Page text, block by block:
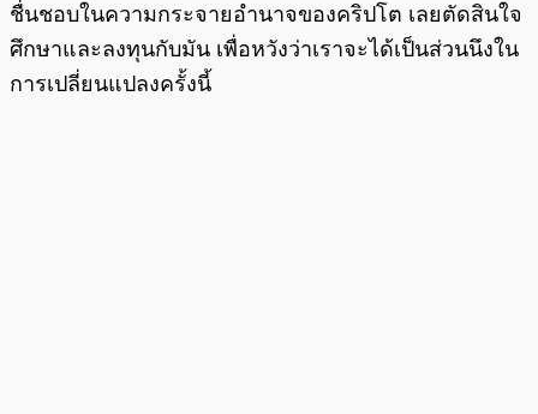
ชื่นชอบในความกระจายอำนาจของคริปโต เลยตัดสินใจ
ศึกษาและลงทุนกับมัน เพื่อหวังว่าเราจะได้เป็นส่วนนึงใน
การเปลี่ยนแปลงครั้งนี้